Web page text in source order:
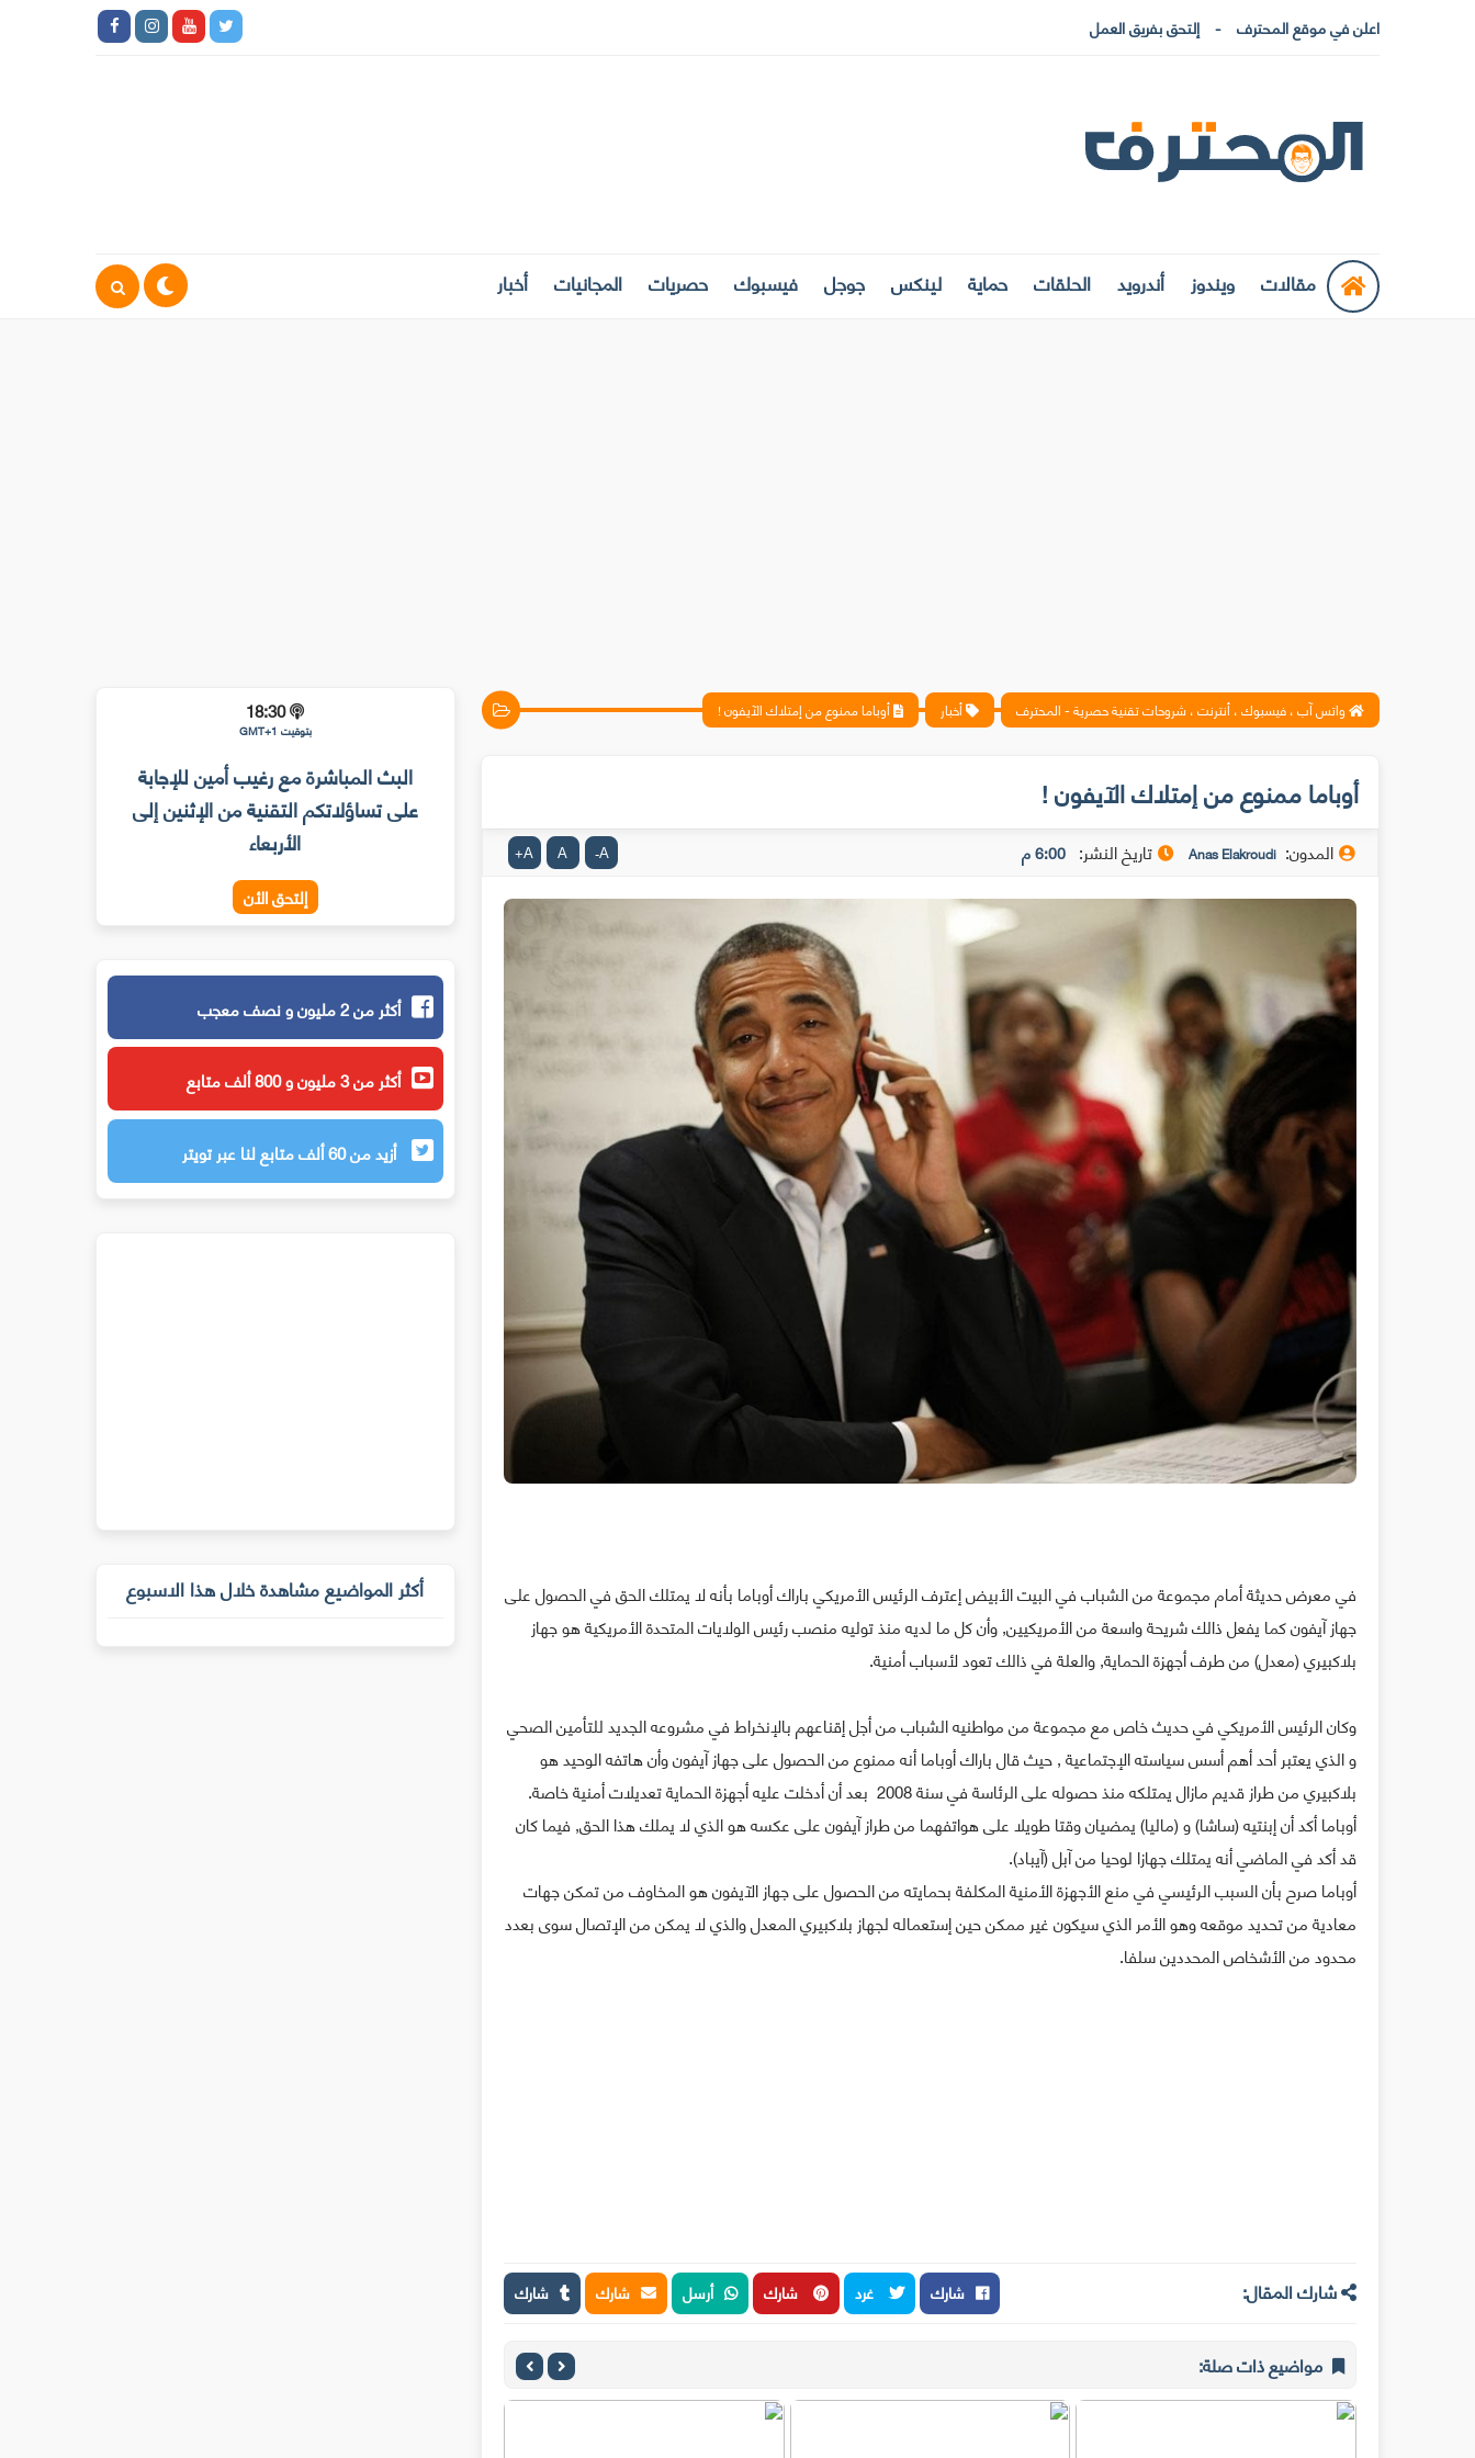
اعلن في موقع المحترف إلتحق بفريق العمل
مقالات ويندوز أندرويد الحلقات حماية لينكس جوجل فيسبوك حصريات المجانيات أخبار
واتس آب ، فيسبوك ، أنترنت ، شروحات تقنية حصرية - المحترف أخبار أوباما ممنوع من إمتلاك الآيفون !
أوباما ممنوع من إمتلاك الآيفون !
المدون: Anas Elakroudi تاريخ النشر: 6:00 م A
-
A
A
+
في معرض حديثة أمام مجموعة من الشباب في البيت الأبيض إعترف الرئيس الأمريكي باراك أوباما بأنه لا يمتلك الحق في الحصول على
جهاز آيفون كما يفعل ذالك شريحة واسعة من الأمريكيين, وأن كل ما لديه منذ توليه منصب رئيس الولايات المتحدة الأمريكية هو جهاز
بلاكبيري (معدل) من طرف أجهزة الحماية, والعلة في ذالك تعود لأسباب أمنية.
وكان الرئيس الأمريكي في حديث خاص مع مجموعة من مواطنيه الشباب من أجل إقناعهم بالإنخراط في مشروعه الجديد للتأمين الصحي
و الذي يعتبر أحد أهم أسس سياسته الإجتماعية , حيث قال باراك أوباما أنه ممنوع من الحصول على جهاز آيفون وأن هاتفه الوحيد هو
بلاكبيري من طراز قديم مازال يمتلكه منذ حصوله على الرئاسة في سنة 2008 بعد أن أدخلت عليه أجهزة الحماية تعديلات أمنية خاصة.
أوباما أكد أن إبنتيه (ساشا) و (ماليا) يمضيان وقتا طويلا على هواتفهما من طراز آيفون على عكسه هو الذي لا يملك هذا الحق, فيما كان
قد أكد في الماضي أنه يمتلك جهازا لوحيا من آبل (آيباد).
أوباما صرح بأن السبب الرئيسي في منع الأجهزة الأمنية المكلفة بحمايته من الحصول على جهاز الآيفون هو المخاوف من تمكن جهات
معادية من تحديد موقعه وهو الأمر الذي سيكون غير ممكن حين إستعماله لجهاز بلاكبيري المعدل والذي لا يمكن من الإتصال سوى بعدد
محدود من الأشخاص المحددين سلفا.
شارك المقال: شارك غرد شارك أرسل شارك شارك
مواضيع ذات صلة:
18:30
بتوقيت GMT+1
البث المباشرة مع رغيب أمين للإجابة
على تساؤلاتكم التقنية من الإثنين إلى
الأربعاء
إلتحق الأن
أكثر من 2 مليون و نصف معجب
أكثر من 3 مليون و 800 ألف متابع
أزيد من 60 ألف متابع لنا عبر تويتر
أكثر المواضيع مشاهدة خلال هذا الاسبوع